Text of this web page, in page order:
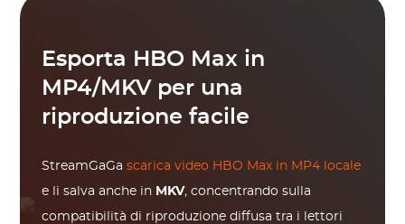
Esporta HBO Max in
MP4/MKV per una
riproduzione facile
StreamGaGascarica video HBO Max in MP4 locale
e li salva anche in MKV, concentrando sulla
compatibilità di riproduzione diffusa tra i lettori